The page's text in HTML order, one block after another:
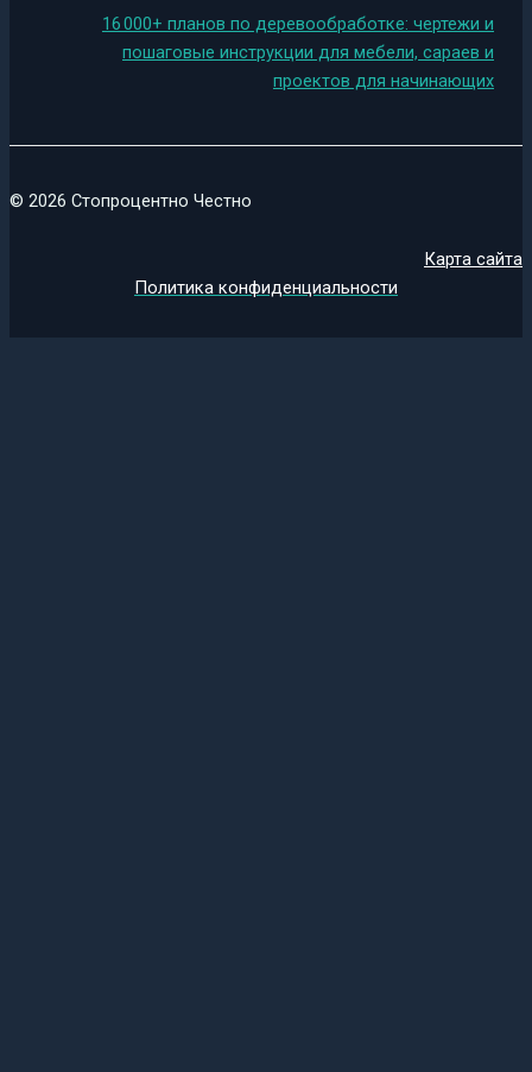
16 000+ планов по деревообработке: чертежи и
пошаговые инструкции для мебели, сараев и
проектов для начинающих
© 2026 Стопроцентно Честно
Карта сайта
Политика конфиденциальности